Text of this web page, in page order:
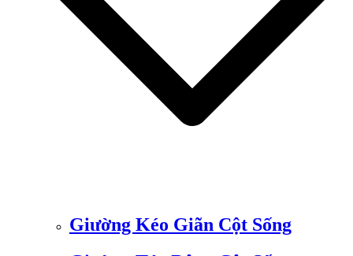
Giường Kéo Giãn Cột Sống